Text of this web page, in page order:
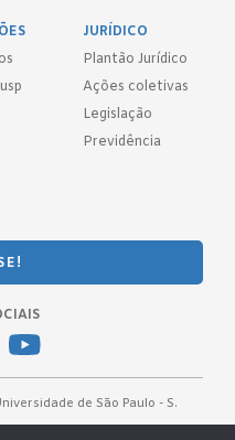
JURÍDICO
Plantão Jurídico
Ações coletivas
Legislação
Previdência
de São Paulo - S.